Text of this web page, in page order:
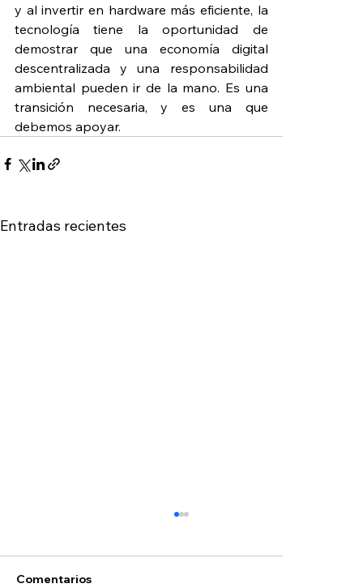
y al invertir en hardware más eficiente, la
tecnología tiene la oportunidad de
demostrar que una economía digital
descentralizada y una responsabilidad
ambiental pueden ir de la mano. Es una
transición necesaria, y es una que
debemos apoyar.
Entradas recientes
Comentarios